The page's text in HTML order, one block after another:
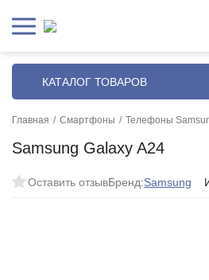
КАТАЛОГ ТОВАРОВ
Главная / Смартфоны / Телефоны
Samsung Galaxy A24
Оставить отзывБренд:Samsung